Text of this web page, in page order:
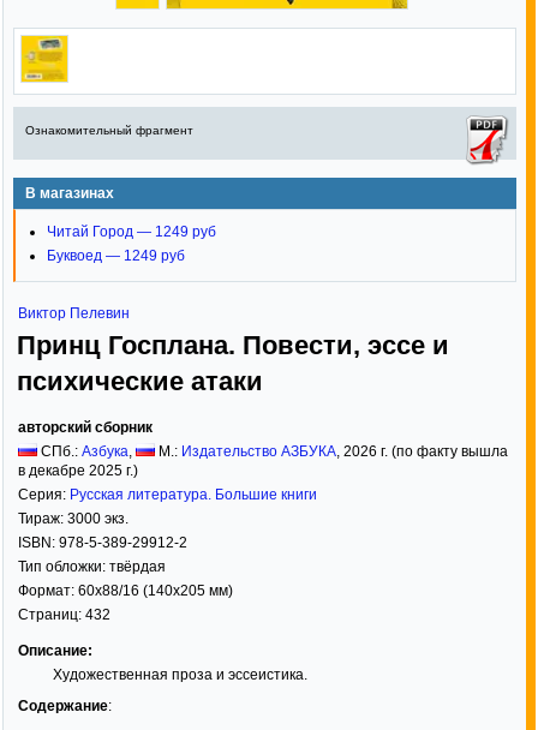
Ознакомительный фрагмент
В магазинах
Читай Город — 1249 руб
Буквоед — 1249 руб
Виктор Пелевин
Принц Госплана. Повести, эссе и
психические атаки
авторский сборник
СПб.: Азбука, М.: Издательство АЗБУКА, 2026 г. (по факту вышла
в декабре 2025 г.)
Серия: Русская литература. Большие книги
Тираж: 3000 экз.
ISBN: 978-5-389-29912-2
Тип обложки: твёрдая
Формат: 60x88/16 (140x205 мм)
Страниц: 432
Описание:
Художественная проза и эссеистика.
Содержание: